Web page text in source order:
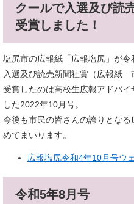
クールで​入選及び読
受賞しました！
塩尻市の広報紙「広報塩尻」が
入選及び読売新聞社賞（広報紙
受賞したのは高校生広報アドバ
した2022年10月号。
今後も市民の皆さんの誇りとな
めてまいります。
広報塩尻令和4年10月号ウ
令和5年8月号